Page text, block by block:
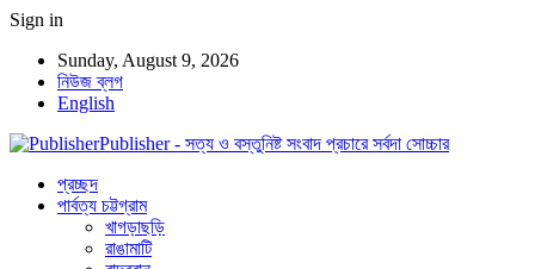
Sign in
Sunday, August 9, 2026
নিউজ ব্লগ
English
Publisher - সত্য ও বস্তুনিষ্ট সংবাদ প্রচারে সর্বদা সোচ্চার
প্রচ্ছদ
পার্বত্য চট্টগ্রাম
খাগড়াছড়ি
রাঙামাটি